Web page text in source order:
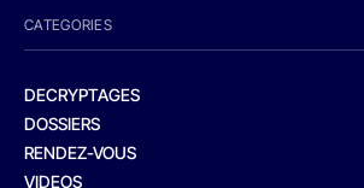
CATEGORIES
DECRYPTAGES
DOSSIERS
RENDEZ-VOUS
VIDEOS